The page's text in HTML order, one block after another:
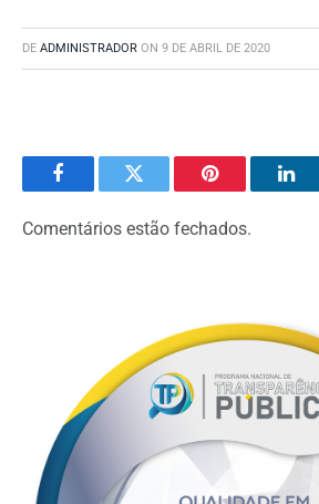
DE ADMINISTRADOR ON 9 DE ABRIL DE 2020
FacebookTwitter Pinterest
Comentários estão fechados.